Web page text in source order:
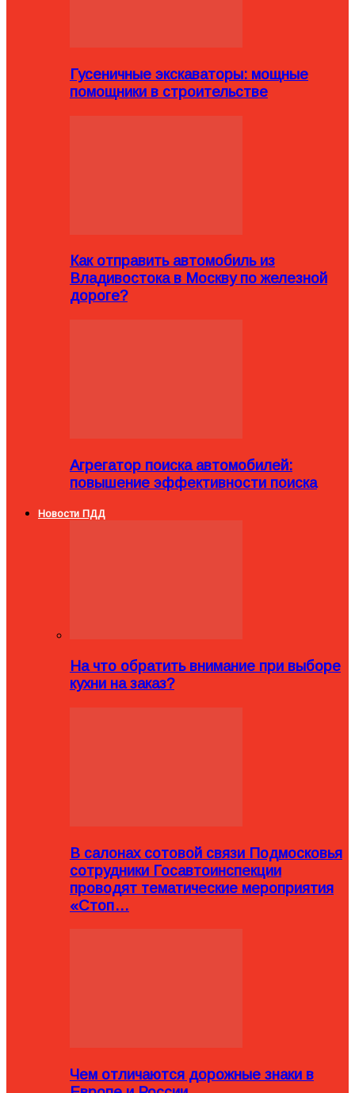
Гусеничные экскаваторы: мощные
помощники в строительстве
Как отправить автомобиль из
Владивостока в Москву по железной
дороге?
Агрегатор поиска автомобилей:
повышение эффективности поиска
Новости ПДД
На что обратить внимание при выборе
кухни на заказ?
В салонах сотовой связи Подмосковья
сотрудники Госавтоинспекции
проводят тематические мероприятия
«Стоп…
Чем отличаются дорожные знаки в